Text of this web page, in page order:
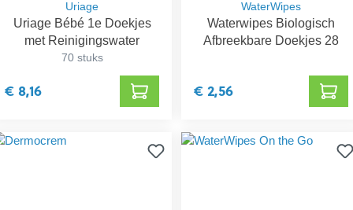
Uriage
Uriage Bébé 1e Doekjes
met Reinigingswater
70 stuks
€ 8,16
WaterWipes
Waterwipes Biologisch
Afbreekbare Doekjes 28
€ 2,56